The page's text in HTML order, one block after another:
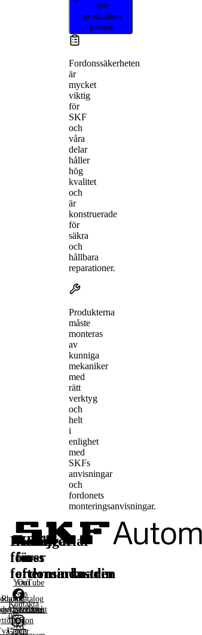
om
produkten
passar
Fordonssäkerheten
är
mycket
viktig
för
SKF
och
våra
delar
håller
hög
kvalitet
och
är
konstruerade
för
säkra
och
hållbara
reparationer.
Produkterna
måste
monteras
av
kunniga
mekaniker
med
rätt
verktyg
och
helt
i
enlighet
med
SKFs
anvisningar
och
fordonets
monteringsanvisningar.
Lösningar
för
fordonsindustrin
Racing
och
Reservdelar
för
eftermarknaden
Tech
Center
Läs
mer
Om
oss
Kontakta
oss
SKF
Följ
oss
YouTube
Facebook